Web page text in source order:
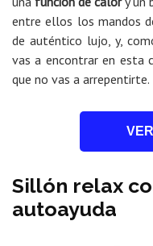
entre ellos los mandos
de auténtico lujo, y,
vas a encontrar en esta
que no vas a arrepentirte.
Sillón relax
autoayuda